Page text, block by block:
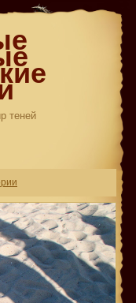
теней